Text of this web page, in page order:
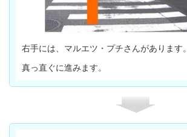
右手には、マルエツ・プチさんがあります。
真っ直ぐに進みます。